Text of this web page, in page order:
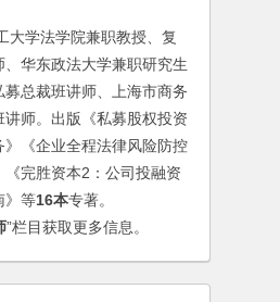
学法学院兼职教授、复
、华东政法大学兼职研究生
总裁班讲师、上海市商务
师。出版《私募股权投资
《企业全程法律风险防控
完胜资本2：公司投融资
》等16本专著。
”栏目获取更多信息。